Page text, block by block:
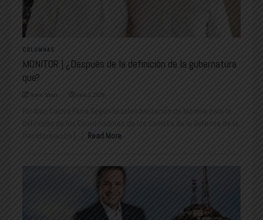
COLUMNAS
MONITOR | ¿Después de la definición de la gubernatura
que?
Nuevo Sonora junio 1, 2026
Por Alan Castro Parra Según la calendarización de Morena para la
definición de los Coordinadores de los Comités de la Defensa de la
Transformación [...]
Read More